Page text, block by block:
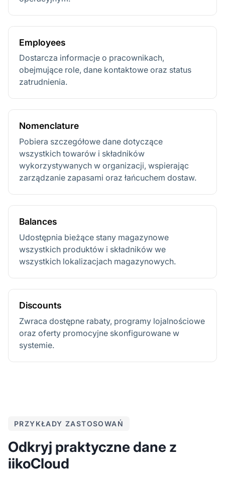
Employees
Dostarcza informacje o pracownikach,
obejmujące role, dane kontaktowe oraz status
zatrudnienia.
Nomenclature
Pobiera szczegółowe dane dotyczące
wszystkich towarów i składników
wykorzystywanych w organizacji, wspierając
zarządzanie zapasami oraz łańcuchem dostaw.
Balances
Udostępnia bieżące stany magazynowe
wszystkich produktów i składników we
wszystkich lokalizacjach magazynowych.
Discounts
Zwraca dostępne rabaty, programy lojalnościowe
oraz oferty promocyjne skonfigurowane w
systemie.
PRZYKŁADY ZASTOSOWAŃ
Odkryj praktyczne dane z
iikoCloud